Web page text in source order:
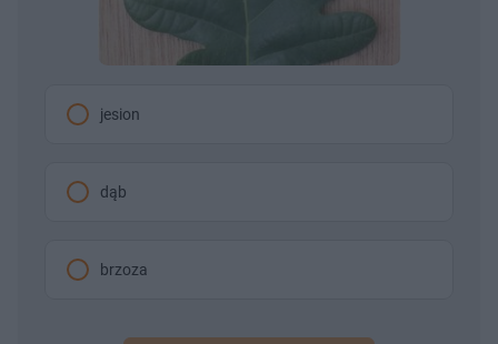
jesion
dąb
brzoza